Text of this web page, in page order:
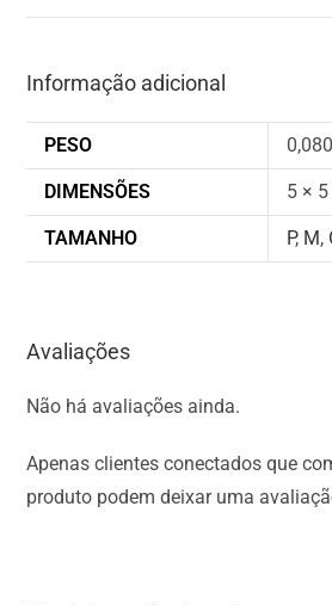
Informação adicional
PESO
DIMENSÕES 5 ×
TAMANHO P, M,
Avaliações
Não há avaliações ainda.
Apenas clientes conectados que
produto podem deixar uma